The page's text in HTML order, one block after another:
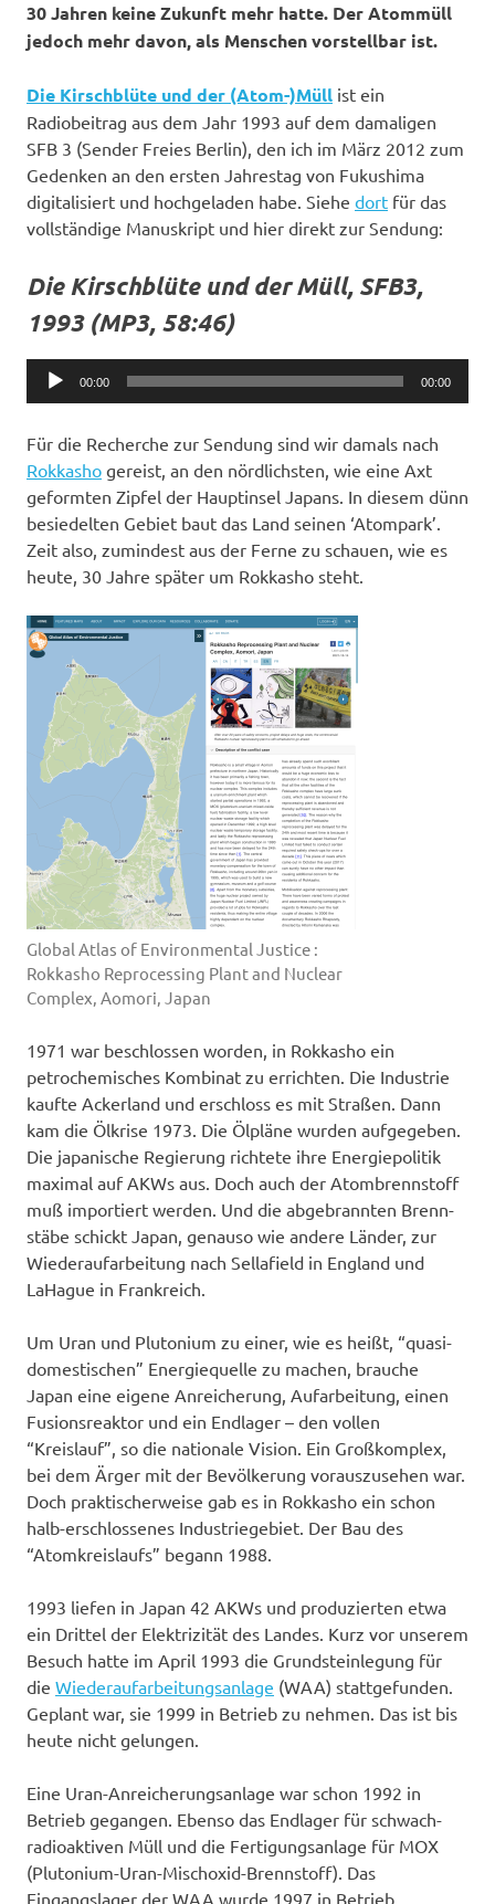
30 Jahren keine Zukunft mehr hatte. Der Atommüll
jedoch mehr davon, als Menschen vorstellbar ist.
Die Kirschblüte und der (Atom-)Müll ist ein
Radiobeitrag aus dem Jahr 1993 auf dem damaligen
SFB 3 (Sender Freies Berlin), den ich im März 2012 zum
Gedenken an den ersten Jahrestag von Fukushima
digitalisiert und hochgeladen habe. Siehe dort für das
vollständige Manuskript und hier direkt zur Sendung:
Die Kirschblüte und der Müll, SFB3,
1993 (MP3, 58:46)
Audio
00:00 00:00
Für die Recherche zur Sendung sind wir damals nach
Rokkasho gereist, an den nördlichsten, wie eine Axt
geformten Zipfel der Hauptinsel Japans. In diesem dünn
besiedelten Gebiet baut das Land seinen ‘Atompark’.
Zeit also, zumindest aus der Ferne zu schauen, wie es
heute, 30 Jahre später um Rokkasho steht.
Global Atlas of Environmental Justice :
Rokkasho Reprocessing Plant and Nuclear
Complex, Aomori, Japan
1971 war beschlossen worden, in Rokkasho ein
petroche­misches Kombinat zu errichten. Die Industrie
kaufte Ackerland und erschloss es mit Straßen. Dann
kam die Ölkrise 1973. Die Ölpläne wurden aufgegeben.
Die japanische Regierung richtete ihre Energiepolitik
maximal auf AKWs aus. Doch auch der Atombrenn­stoff
muß importiert werden. Und die abgebrannten Brenn­
stäbe schickt Japan, genauso wie andere Länder, zur
Wiederaufarbeitung nach Sellafield in England und
LaHague in Frankreich.
Um Uran und Plutonium zu einer, wie es heißt, “quasi-
domestischen” Energie­quelle zu mach­en, brauche
Japan eine eigene An­reicherung, Aufar­beitung, einen
Fusionsreaktor und ein Endlager – den vollen
“Kreislauf”, so die nationale Vision. Ein Großkomplex,
bei dem Ärger mit der Bevölkerung vorauszusehen war.
Doch praktischerweise gab es in Rokkasho ein schon
halb-erschlossenes Industriegebiet. Der Bau des
“Atomkreislaufs” begann 1988.
1993 liefen in Japan 42 AKWs und produzierten etwa
ein Drittel der Elektrizi­tät des Landes. Kurz vor unserem
Besuch hatte im April 1993 die Grundsteinlegung für
die Wieder­auf­arbeitungsanlage (WAA) stattgefunden.
Geplant war, sie 1999 in Betrieb zu nehmen. Das ist bis
heute nicht gelungen.
Eine Uran-Anreicherungsanlage war schon 1992 in
Betrieb gegangen. Ebenso das Endlager für schwach-
radioaktiven Müll und die Fertigungsanlage für MOX
(Plutonium-Uran-Mischoxid-Brennstoff). Das
Eingangslager der WAA wurde 1997 in Betrieb